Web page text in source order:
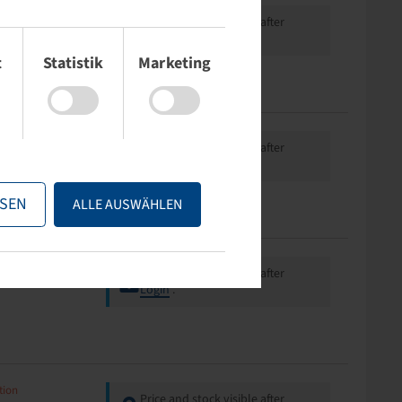
Statistik Marketing
ALLE AUSWÄHLEN
Price and stock visible after
Price and stock visible after
Price and stock visible after
Login.